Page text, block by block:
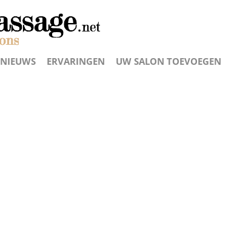
NIEUWS ERVARINGEN UW SALON TOEVOEGEN